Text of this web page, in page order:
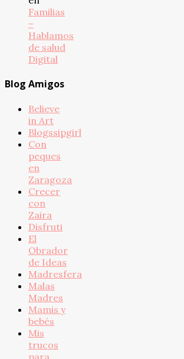
Familias
–
Hablamos
de salud
Digital
Blog Amigos
Believe
in Art
Blogssipgirl
Con
peques
en
Zaragoza
Crecer
con
Zaira
Disfruti
El
Obrador
de Ideas
Madresfera
Malas
Madres
Mamis y
bebés
Mis
trucos